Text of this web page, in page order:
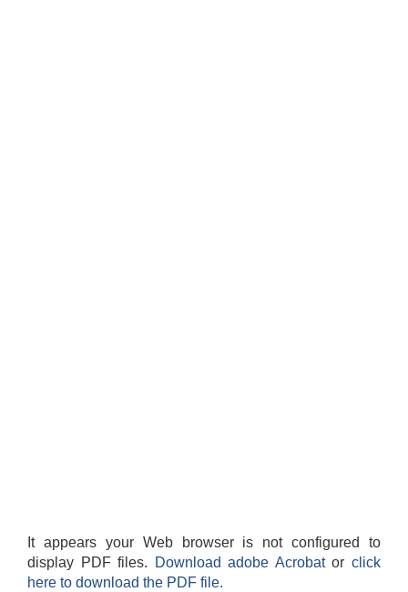
It appears your Web browser is not configured to
display PDF files.
Download adobe Acrobatorclick
here to download the PDF file.